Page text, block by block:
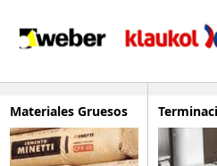
Materiales Gruesos